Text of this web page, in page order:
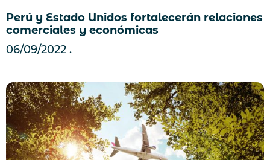
Perú y Estado Unidos fortalecerán relaciones
comerciales y económicas
06/09/2022